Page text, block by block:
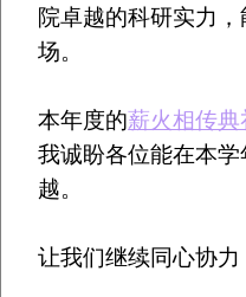
院卓越的科研实力
场。
本年度的薪火相传
我诚盼各位能在本
越。
让我们继续同心协